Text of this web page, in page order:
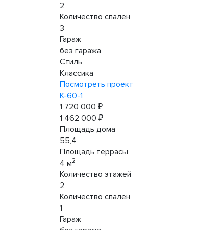
2
Количество спален
3
Гараж
без гаража
Стиль
Классика
Посмотреть проект
К-60-1
1 720 000 ₽
1 462 000 ₽
Площадь дома
55,4
Площадь террасы
4 м2
Количество этажей
2
Количество спален
1
Гараж